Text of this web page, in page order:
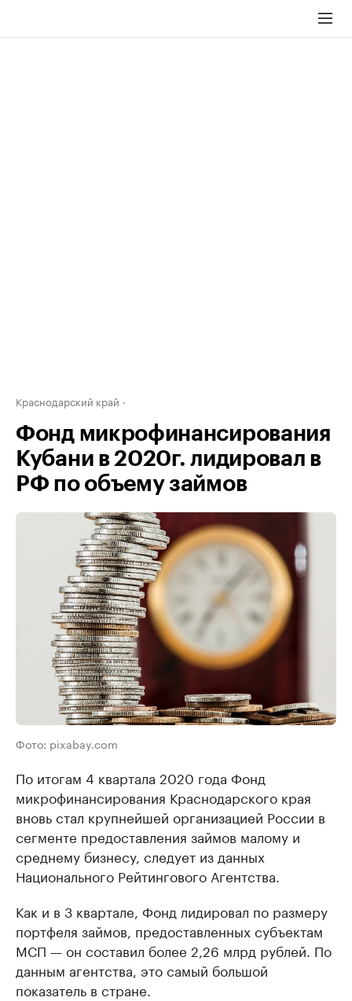
Краснодарский край
Фонд микрофинансирования
Кубани в 2020г. лидировал в
РФ по объему займов
Фото: pixabay.com
По итогам 4 квартала 2020 года Фонд
микрофинансирования Краснодарского края
вновь стал крупнейшей организацией России в
сегменте предоставления займов малому и
среднему бизнесу, следует из данных
Национального Рейтингового Агентства.
Как и в 3 квартале, Фонд лидировал по размеру
портфеля займов, предоставленных субъектам
МСП — он составил более 2,26 млрд рублей. По
данным агентства, это самый большой
показатель в стране.